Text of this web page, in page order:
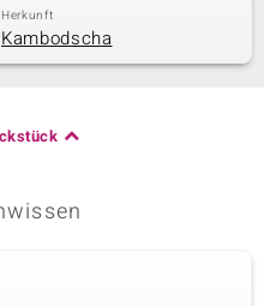
Herkunft
Kambodscha